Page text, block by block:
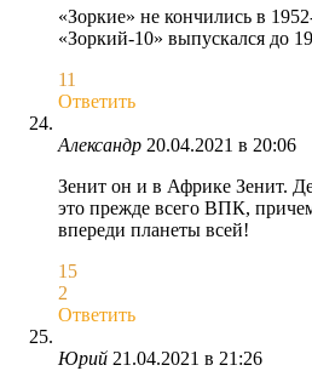
«Зоркие» не кончились в
«Зоркий-10» выпускался до
11
Ответить
Александр 20.04.2021 в 20:06
Зенит он и в Африке Зенит.
это прежде всего ВПК,
впереди планеты всей!
15
2
Ответить
Юрий 21.04.2021 в 21:26